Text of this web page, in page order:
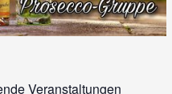
Veranstaltungen